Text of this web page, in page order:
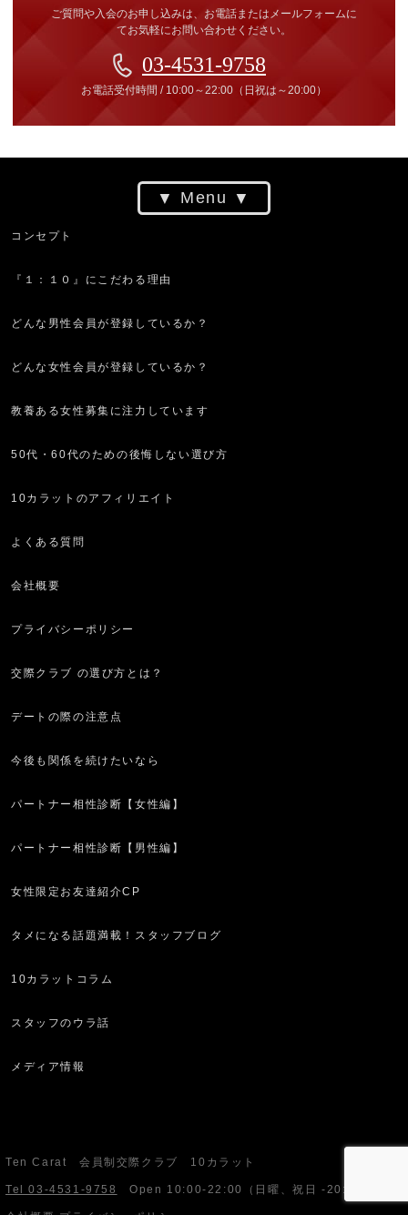
ご質問や入会のお申し込みは、お電話またはメールフォームに
てお気軽にお問い合わせください。
03-4531-9758
お電話受付時間 / 10:00～22:00（日祝は～20:00）
Menu
コンセプト
『１：１０』にこだわる理由
どんな男性会員が登録しているか？
どんな女性会員が登録しているか？
教養ある女性募集に注力しています
50代・60代のための後悔しない選び方
10カラットのアフィリエイト
よくある質問
会社概要
プライバシーポリシー
交際クラブ の選び方とは？
デートの際の注意点
今後も関係を続けたいなら
パートナー相性診断【女性編】
パートナー相性診断【男性編】
女性限定お友達紹介CP
タメになる話題満載！スタッフブログ
10カラットコラム
スタッフのウラ話
メディア情報
Ten Carat 会員制交際クラブ 10カラット
Tel 03-4531-9758 Open 10:00-22:00 （日曜、祝日 -20:00）